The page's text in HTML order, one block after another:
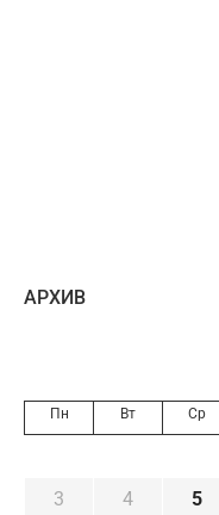
AРХИВ
Пн Вт Ср
3
4 5